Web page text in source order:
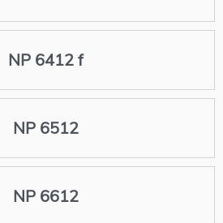
NP 6412 f
NP 6512
NP 6612